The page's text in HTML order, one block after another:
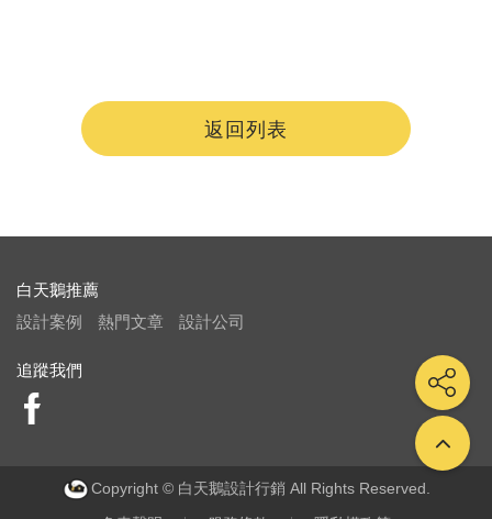
返回列表
白天鵝推薦
設計案例
熱門文章 設計公司
追蹤我們
Copyright © 白天鵝設計行銷 All Rights Reserved.